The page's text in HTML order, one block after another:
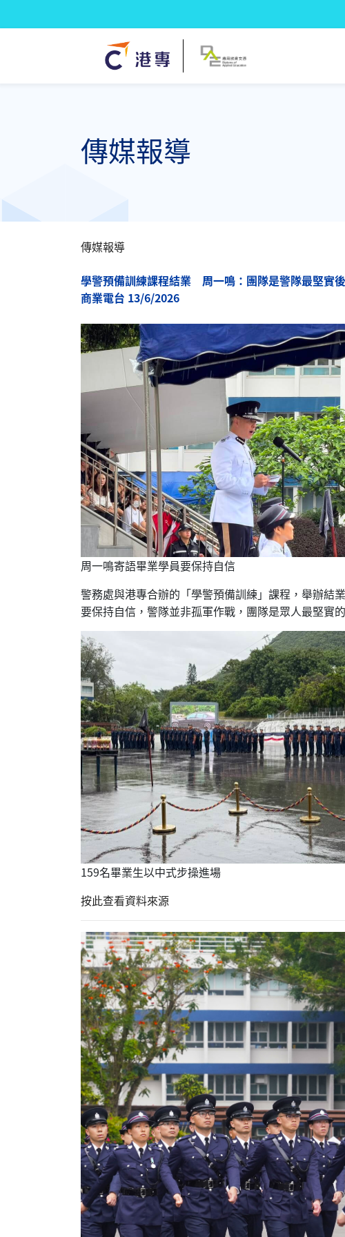
傳媒報導
傳媒報導
學警預備訓練課程結業 周一鳴：團隊是警隊最堅實
商業電台 13/6/2026
周一鳴寄語畢業學員要保持自信
警務處與港專合辦的「學警預備訓練」課程，舉辦結
要保持自信，警隊並非孤軍作戰，團隊是眾人最堅實
159名畢業生以中式步操進場
按此查看資料來源